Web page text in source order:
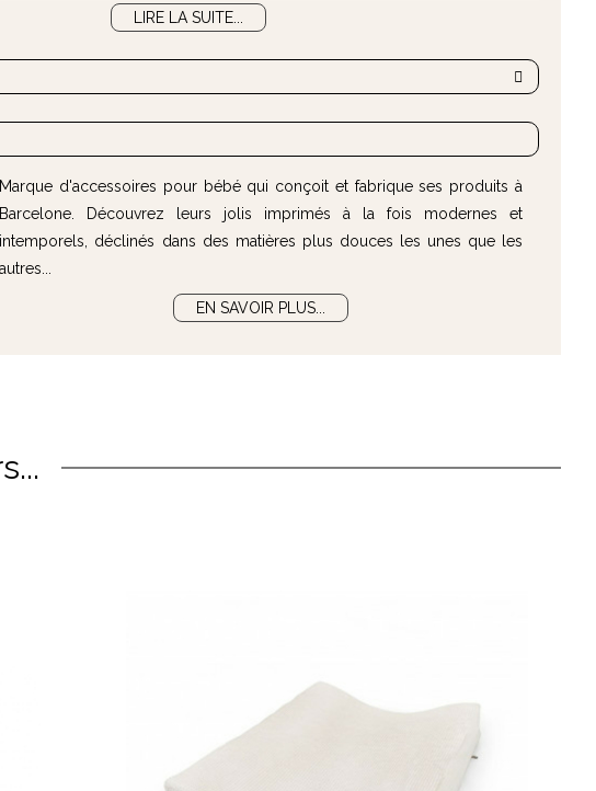
LIRE LA SUITE...
Marque d'accessoires pour bébé qui conçoit et fabrique ses produits à
Barcelone. Découvrez leurs jolis imprimés à la fois modernes et
intemporels, déclinés dans des matières plus douces les unes que les
autres...
EN SAVOIR PLUS...